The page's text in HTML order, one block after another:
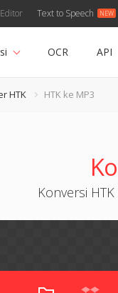
Text to Speech
OCR API
HTK HTK ke MP3
Konversi